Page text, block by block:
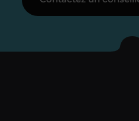
Je vous
enseignant